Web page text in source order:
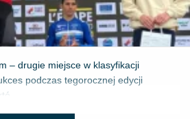
– drugie miejsce w klasyfikacji
podczas tegorocznej edycji